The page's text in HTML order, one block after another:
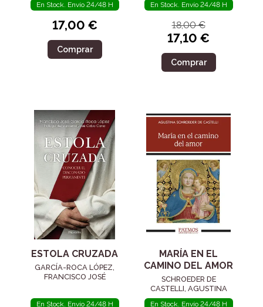
En Stock. Envío 24/48 H
17,00 €
Comprar
En Stock. Envío 24/48 H
18,00 €
17,10 €
Comprar
ESTOLA CRUZADA
GARCÍA-ROCA LÓPEZ,
FRANCISCO JOSÉ
En Stock. Envío 24/48 H
MARÍA EN EL
CAMINO DEL AMOR
SCHROEDER DE
CASTELLI, AGUSTINA
En Stock. Envío 24/48 H